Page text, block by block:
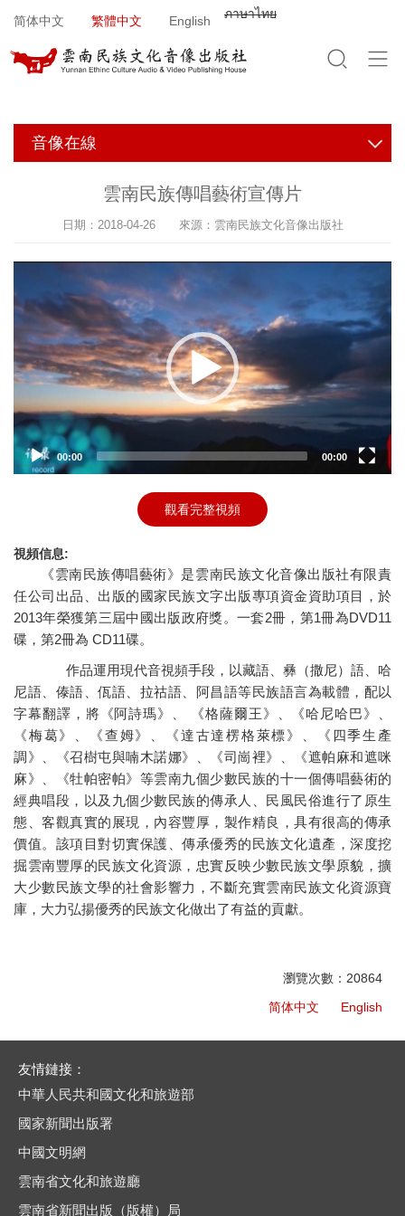
Jump to navigation
简体中文 繁體中文 English ภาษาไทย
音像在線
雲南民族傳唱藝術宣傳片
日期：2018-04-26 來源：雲南民族文化音像出版社
i
d
e
o
P
l
a
e
r
00:00 00:00
觀看完整視頻
視頻信息:
《雲南民族傳唱藝術》是雲南民族文化音像出版社有限責
任公司出品、出版的國家民族文字出版專項資金資助項目，於
2013年榮獲第三屆中國出版政府獎。一套2冊，第1冊為DVD11
碟，第2冊為 CD11碟。
作品運用現代音視頻手段，以藏語、彝（撒尼）語、哈
尼語、傣語、佤語、拉祜語、阿昌語等民族語言為載體，配以
字幕翻譯，將《阿詩瑪》、 《格薩爾王》、《哈尼哈巴》、
《梅葛》、《查姆》、《達古達楞格萊標》、《四季生產
調》、《召樹屯與喃木諾娜》、《司崗裡》、《遮帕麻和遮咪
麻》、《牡帕密帕》等雲南九個少數民族的十一個傳唱藝術的
經典唱段，以及九個少數民族的傳承人、民風民俗進行了原生
態、客觀真實的展現，內容豐厚，製作精良，具有很高的傳承
價值。該項目對切實保護、傳承優秀的民族文化遺產，深度挖
掘雲南豐厚的民族文化資源，忠實反映少數民族文學原貌，擴
大少數民族文學的社會影響力，不斷充實雲南民族文化資源寶
庫，大力弘揚優秀的民族文化做出了有益的貢獻。
瀏覽次數：20864
简体中文
English
友情鏈接：
中華人民共和國文化和旅遊部
國家新聞出版署
中國文明網
雲南省文化和旅遊廳
雲南省新聞出版（版權）局